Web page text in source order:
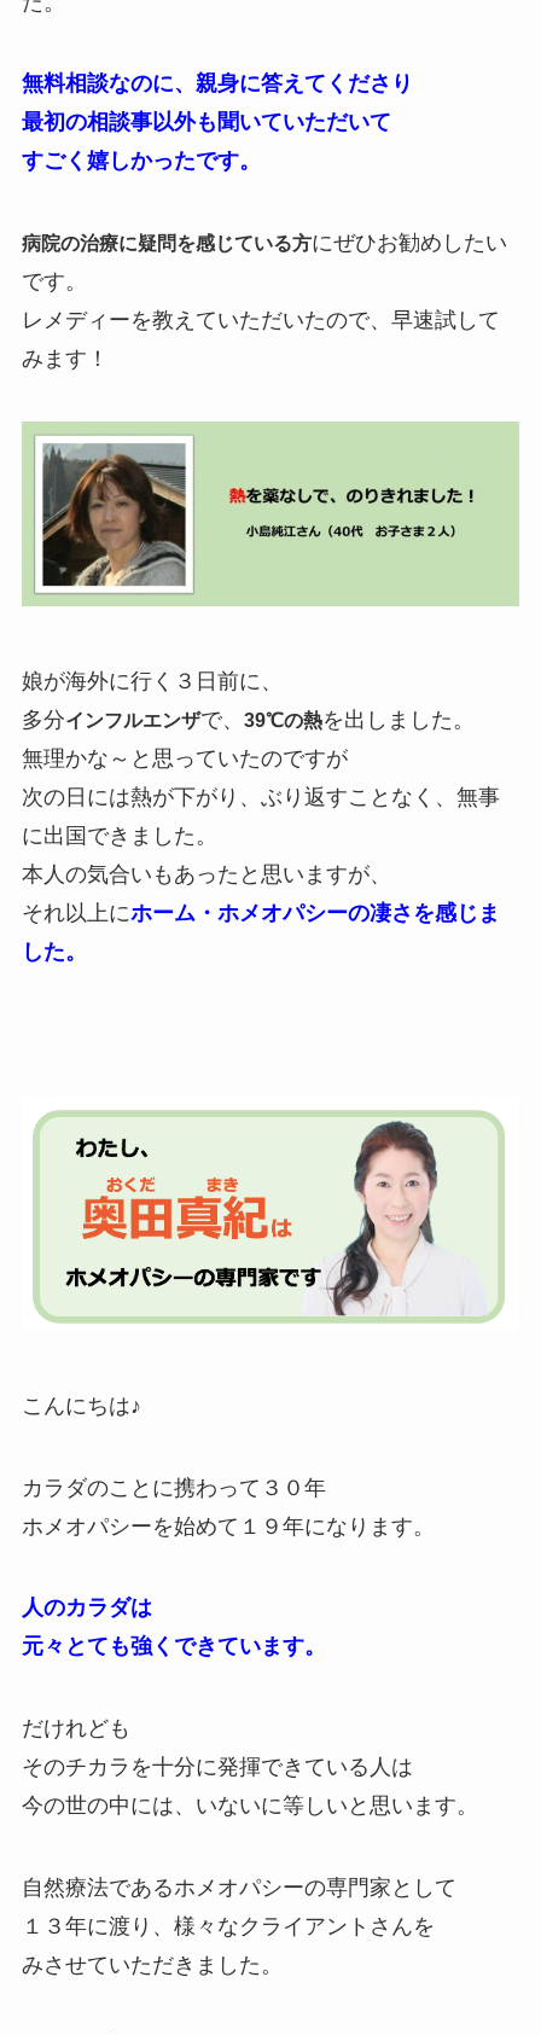
無料相談なのに、親身に答えてくださり
最初の相談事以外も聞いていただいて
すごく嬉しかったです。
病院の治療に疑問を感じている方にぜひお勧めしたい
です。
レメディーを教えていただいたので、早速試して
みます！
娘が海外に行く３日前に、
多分インフルエンザで、 39℃の熱を出しました。
無理かな～と思っていたのですが
次の日には熱が下がり、ぶり返すことなく、無事
に出国できました。
本人の気合いもあったと思いますが、
それ以上にホーム・ホメオパシーの凄さを感じま
した。
こんにちは♪
カラダのことに携わって３０年
ホメオパシーを始めて１９年になります。
人のカラダは
元々とても強くできています。
だけれども
そのチカラを十分に発揮できている人は
今の世の中には、いないに等しいと思います。
自然療法であるホメオパシーの専門家として
１３年に渡り、様々なクライアントさんを
みさせていただきました。